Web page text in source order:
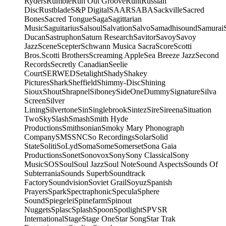
DiscRustbladeS&P DigitalSAARSABASackvilleSacred
BonesSacred TongueSagaSagittarian
MusicSaguitariusSalsoulSalvationSalvoSamadhisoundSamurai
DucanSastruphonSaturn ResearchSavitorSavoySavoy
JazzSceneScepterSchwann Musica SacraScoreScotti
Bros.Scotti BrothersScreaming AppleSea Breeze JazzSecond
RecordsSecretly CanadianSeelie
CourtSERWEDSetalightShadyShakey
PicturesSharkSheffieldShimmy-DiscShining
SiouxShoutShrapnelSiboneySideOneDummySignatureSilva
ScreenSilver
LiningSilvertoneSinSinglebrookSintezSireSireenaSituation
TwoSkySlashSmashSmith Hyde
ProductionsSmithsonianSmoky Mary Phonograph
CompanySMSSNCSo RecordingsSolarSolid
StateSolitiSoLydSomaSomeSomersetSona Gaia
ProductionsSonetSonovoxSonySony ClassicalSony
MusicSOSSoulSoul JazzSoul NoteSound AspectsSounds Of
SubterraniaSounds SuperbSoundtrack
FactorySoundvisionSoviet GrailSoyuzSpanish
PrayersSparkSpectraphonicSpeculaSphere
SoundSpiegeleiSpinefarmSpinout
NuggetsSplascSplashSpoonSpotlightSPVSR
InternationalStageStage OneStar SongStar Trak